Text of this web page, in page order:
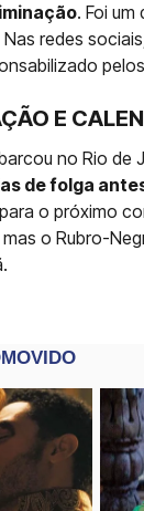
. Foi
redes
E
no Rio de
de folga
o próximo
o Rubro-